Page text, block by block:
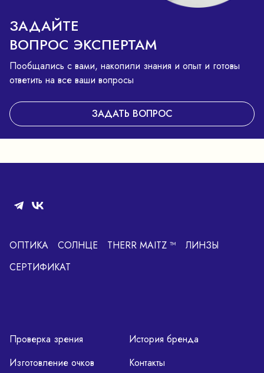
ЗАДАЙТЕ
ВОПРОС ЭКСПЕРТАМ
Пообщались с вами, накопили знания и опыт и готовы
ответить на все ваши вопросы
ЗАДАТЬ ВОПРОС
ОПТИКА СОЛНЦЕ THERR MAITZ ™
ЛИНЗЫ
СЕРТИФИКАТ
Проверка зрения
Изготовление очков
История бренда
Контакты